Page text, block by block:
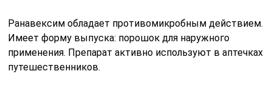
Ранавексим обладает противомикробным действием.
Имеет форму выпуска: порошок для наружного
применения. Препарат активно используют в аптечках
путешественников.